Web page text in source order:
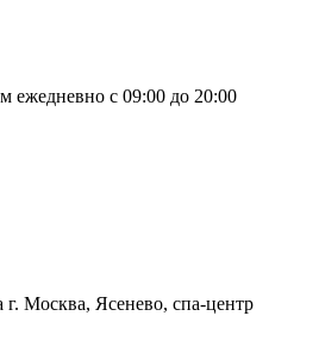
ежедневно с 09:00 до 20:00